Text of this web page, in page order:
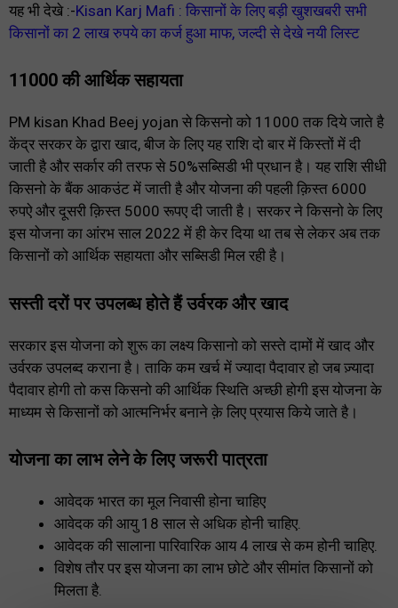
यह भी देखे :-Kisan Karj Mafi : किसानों के लिए बड़ी खुशखबरी सभी
किसानों का 2 लाख रुपये का कर्ज हुआ माफ, जल्दी से देखे नयी लिस्ट
11000 की आर्थिक सहायता
PM kisan Khad Beej yojan से किसनो को 11000 तक दिये जाते है
केंद्र सरकर के द्वारा खाद, बीज के लिए यह राशि दो बार में किस्तों में दी
जाती है और सर्कार की तरफ से 50%सब्सिडी भी प्रधान है। यह राशि सीधी
किसनो के बैंक आकउंट में जाती है और योजना की पहली क़िस्त 6000
रुपऐ और दूसरी क़िस्त 5000 रूपए दी जाती है। सरकर ने किसनो के लिए
इस योजना का आंरभ साल 2022 में ही केर दिया था तब से लेकर अब तक
किसानों को आर्थिक सहायता और सब्सिडी मिल रही है।
सस्ती दरों पर उपलब्ध होते हैं उर्वरक और खाद
सरकार इस योजना को शुरू का लक्ष्य किसानो को सस्ते दामों में खाद और
उर्वरक उपलब्द कराना है। ताकि कम खर्च में ज्यादा पैदावार हो जब ज़्यादा
पैदावार होगी तो कस किसनो की आर्थिक स्थिति अच्छी होगी इस योजना के
माध्यम से किसानों को आत्मनिर्भर बनाने क़े लिए प्रयास किये जाते है।
योजना का लाभ लेने के लिए जरूरी पात्रता
आवेदक भारत का मूल निवासी होना चाहिए
आवेदक की आयु 18 साल से अधिक होनी चाहिए.
आवेदक की सालाना पारिवारिक आय 4 लाख से कम होनी चाहिए.
विशेष तौर पर इस योजना का लाभ छोटे और सीमांत किसानों को
मिलता है.